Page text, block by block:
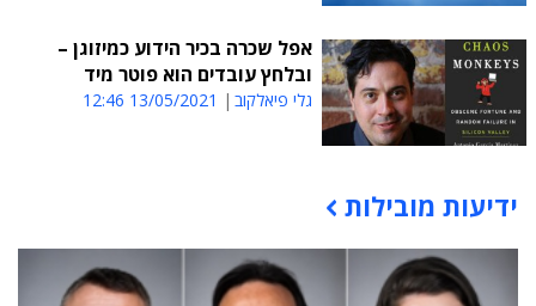
אפל שכרה בכיר הידוע כמיזוגן –
ובלחץ עובדים הוא פוטר מיד
גלי פיאלקוב 13/05/2021 12:46
תוכן פרסומי
ידיעות מובילות